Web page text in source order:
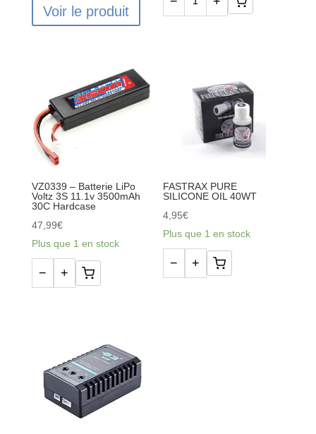
Voir le produit
Chargeur
1S/6S
VZ0339 – Batterie LiPo
Voltz 3S 11.1v 3500mAh
30C Hardcase
47,99€
Plus que 1 en stock
LiPo
Voltz
− +
FASTRAX PURE
SILICONE OIL 40WT
4,95€
Plus que 1 en stock
− +